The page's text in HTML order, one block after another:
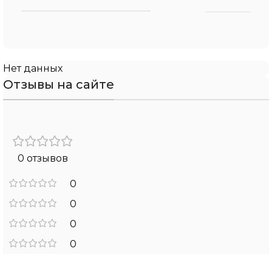
Нет данных
Отзывы на сайте
0 отзывов
0
0
0
0